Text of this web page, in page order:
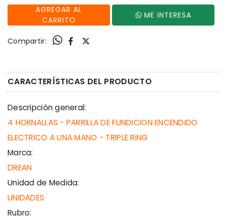
AGREGAR AL
CARRITO
ME INTERESA
Compartir:
CARACTERÍSTICAS DEL PRODUCTO
Descripción general:
4 HORNALLAS - PARRILLA DE FUNDICION ENCENDIDO
ELECTRICO A UNA MANO - TRIPLE RiNG
Marca:
DREAN
Unidad de Medida:
UNIDADES
Rubro: